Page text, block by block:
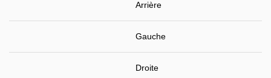
Arrière
Gauche
Droite